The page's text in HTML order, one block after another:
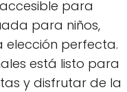
para
para niños,
elección perfecta.
está listo para
y disfrutar de la